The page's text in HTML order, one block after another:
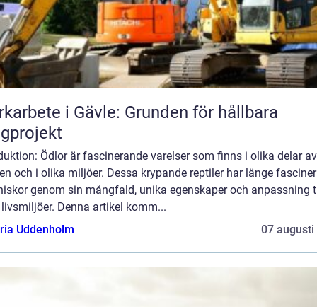
i Gävle: Grunden för hållbara
Ödlor är fascinerande varelser som finns i olika delar av
och i olika miljöer. Dessa krypande reptiler har länge
genom sin mångfald, unika egenskaper och anpassning
Denna artikel komm...
Uddenholm
07 augusti